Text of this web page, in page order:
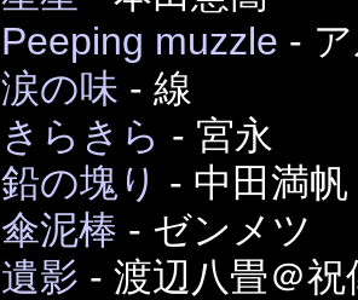
Peeping muzzle -
涙の味 - 線
きらきら - 宮永
鉛の塊り - 中田満帆
傘泥棒 - ゼンメツ
遺影 - 渡辺八畳＠祝